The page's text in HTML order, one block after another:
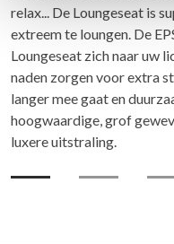
relax... De Loungeseat is
extreem te loungen. De
Loungeseat zich naar uw
naden zorgen voor extra
langer mee gaat en
hoogwaardige, grof
luxere uitstraling.